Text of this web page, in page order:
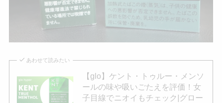
あわせて読みたい
【glo】ケント・トゥルー・メンソ
ールの味や吸いごたえを評価！女
子目線でニオイもチェック|グロー